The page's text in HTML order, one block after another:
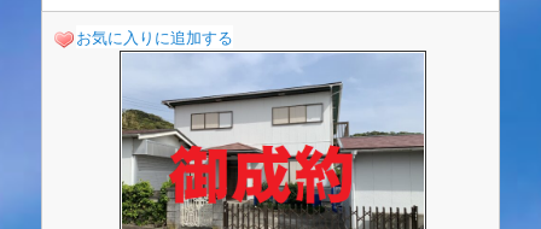
お気に入りに追加する